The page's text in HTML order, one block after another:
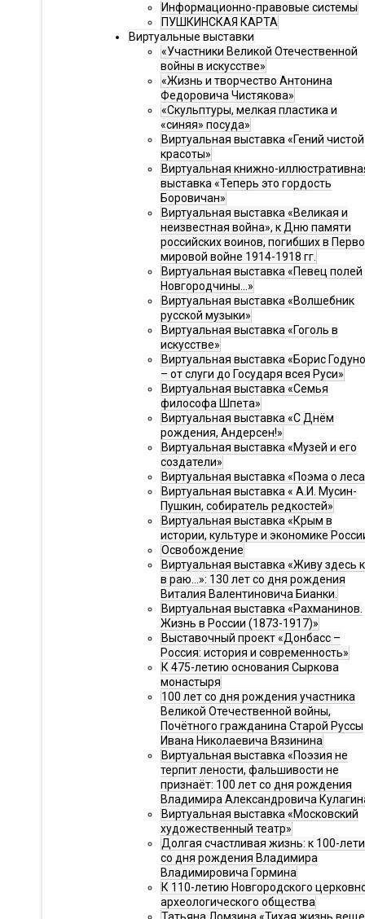
Информационно-правовые системы
ПУШКИНСКАЯ КАРТА
Виртуальные выставки
«Участники Великой Отечественной
войны в искусстве»
«Жизнь и творчество Антонина
Федоровича Чистякова»
«Скульптуры, мелкая пластика и
«синяя» посуда»
Виртуальная выставка «Гений чистой
красоты»
Виртуальная книжно-
выставка «Теперь это гордость
Боровичан»
Виртуальная выставка «Великая и
неизвестная война», к Дню памяти
российских воинов, погибших в
мировой войне 1914-1918 гг.
Виртуальная выставка «Певец полей
Новгородчины…»
Виртуальная выставка «Волшебник
русской музыки»
Виртуальная выставка «Гоголь в
искусстве»
Виртуальная выставка «Борис
– от слуги до Государя всея Руси»
Виртуальная выставка «Семья
философа Шпета»
Виртуальная выставка «С Днём
рождения, Андерсен!»
Виртуальная выставка «Музей и его
создатели»
Виртуальная выставка «Поэма о
Виртуальная выставка « А.И. Мусин-
Пушкин, собиратель редкостей»
Виртуальная выставка «Крым в
истории, культуре и экономике
Освобождение
Виртуальная выставка «Живу здесь
в раю…»: 130 лет со дня рождения
Виталия Валентиновича Бианки.
Виртуальная выставка «Рахманинов.
Жизнь в России (1873-1917)»
Выставочный проект «Донбасс –
Россия: история и современность»
К 475-летию основания Сыркова
монастыря
100 лет со дня рождения участника
Великой Отечественной войны,
Почётного гражданина Старой Руссы
Ивана Николаевича Вязинина
Виртуальная выставка «Поэзия не
терпит лености, фальшивости не
признаёт: 100 лет со дня рождения
Владимира Александровича
Виртуальная выставка «Московский
художественный театр»
Долгая счастливая жизнь: к 100-
со дня рождения Владимира
Владимировича Гормина
К 110-летию Новгородского
археологического общества